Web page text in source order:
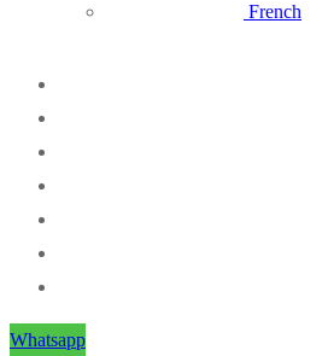
French
Whatsapp